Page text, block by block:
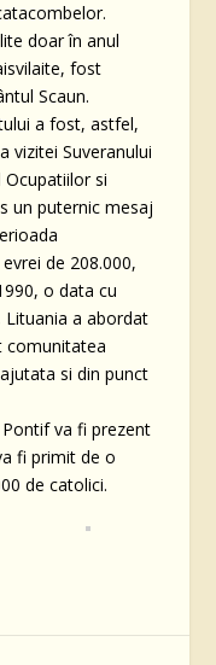
doar în anul
fost
Scaun.
a fost, astfel,
vizitei Suveranului
si
un puternic mesaj
de 208.000,
o data cu
Lituania a abordat
comunitatea
si din punct
va fi prezent
fi primit de o
de catolici.